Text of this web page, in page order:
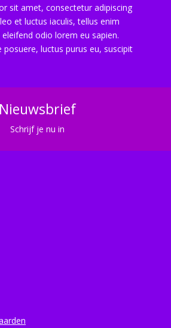
sit amet, consectetur adipiscing
et luctus iaculis, tellus enim
odio lorem eu sapien.
posuere, luctus purus eu, suscipit
Nieuwsbrief
Schrijf je nu in